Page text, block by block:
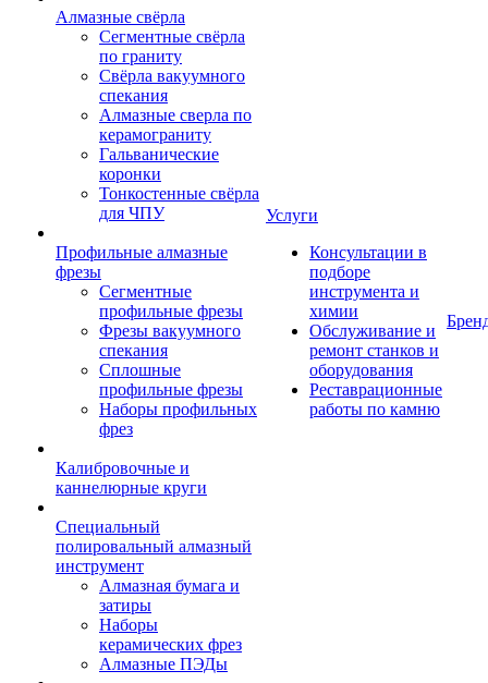
Алмазные свёрла
Сегментные свёрла
по граниту
Свёрла вакуумного
спекания
Алмазные сверла по
керамограниту
Гальванические
коронки
Тонкостенные свёрла
для ЧПУ
Профильные алмазные
фрезы
Сегментные
профильные фрезы
Фрезы вакуумного
спекания
Сплошные
профильные фрезы
Наборы профильных
фрез
Калибровочные и
каннелюрные круги
Специальный
полировальный алмазный
инструмент
Алмазная бумага и
затиры
Наборы
керамических фрез
Алмазные ПЭДы
Услуги
Консультации в
подборе
инструмента и
химии
Обслуживание и
ремонт станков и
оборудования
Реставрационные
работы по камню